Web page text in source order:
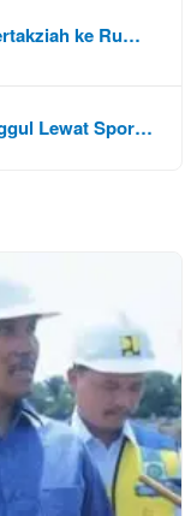
ke Ru…
Lewat Spor…